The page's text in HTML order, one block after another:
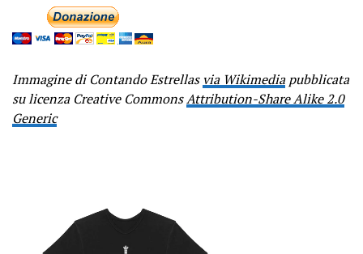
Immagine di Contando Estrellasvia Wikimediapubblicata
su licenza Creative CommonsAttribution-Share Alike 2.0
Generic